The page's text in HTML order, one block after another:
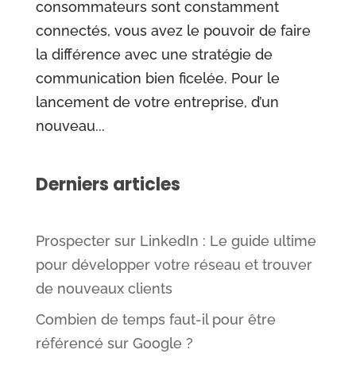
consommateurs sont constamment
connectés, vous avez le pouvoir de faire
la différence avec une stratégie de
communication bien ficelée. Pour le
lancement de votre entreprise, d’un
nouveau...
Derniers articles
Prospecter sur LinkedIn : Le guide ultime
pour développer votre réseau et trouver
de nouveaux clients
Combien de temps faut-il pour être
référencé sur Google ?